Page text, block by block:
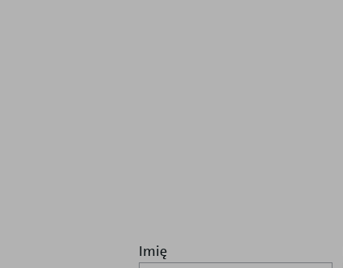
Imię